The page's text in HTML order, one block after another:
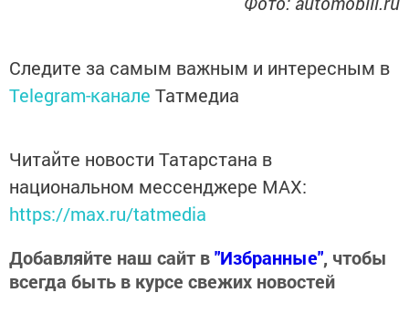
Следите за самым важным и интересным в
Telegram-канале Татмедиа
Читайте новости Татарстана в
национальном мессенджере MАХ:
https://max.ru/tatmedia
Добавляйте наш сайт в"Избранные", чтобы
всегда быть в курсе свежих новостей